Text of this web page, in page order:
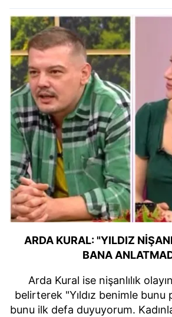
ARDA KURAL: "YILDIZ
BANA
Arda Kural ise nişanlılık
belirterek "Yıldız benimle bunu
bunu ilk defa duyuyorum.